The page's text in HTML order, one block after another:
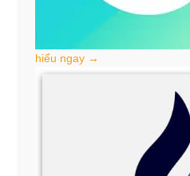
hiểu ngay →